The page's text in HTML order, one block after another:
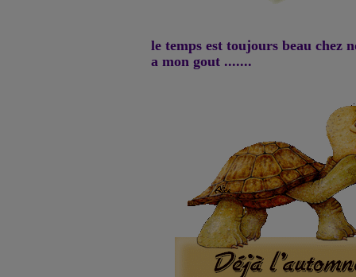
le temps est toujours beau chez
a mon gout .......